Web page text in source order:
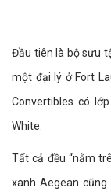
Đầu tiên là bộ sưu
một đại lý ở Fort
Convertibles có
White.
Tất cả đều “nằm
xanh Aegean